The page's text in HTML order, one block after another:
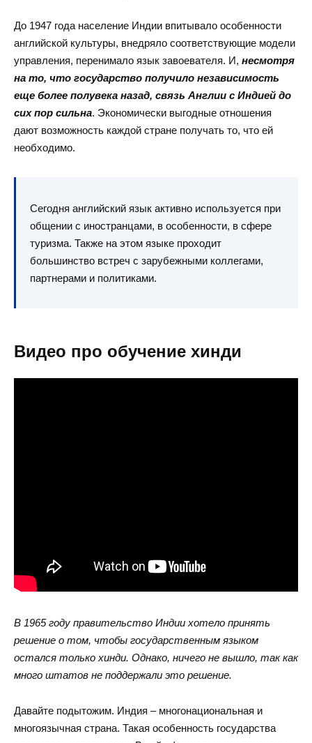
До 1947 года население Индии впитывало особенности
английской культуры, внедряло соответствующие модели
управления, перенимало язык завоевателя. И, несмотря
на то, что государство получило независимость
еще более полувека назад, связь Англии с Индией до
сих пор сильна. Экономически выгодные отношения
дают возможность каждой стране получать то, что ей
необходимо.
Сегодня английский язык активно используется при
общении с иностранцами, в особенности, в сфере
туризма. Также на этом языке проходит
большинство встреч с зарубежными коллегами,
партнерами и политиками.
Видео про обучение хинди
В 1965 году правительство Индии хотело принять
решение о том, чтобы государственным языком
остался только хинди. Однако, ничего не вышло, так как
много штатов не поддержали это решение.
Давайте подытожим. Индия – многонациональная и
многоязычная страна. Такая особенность государства